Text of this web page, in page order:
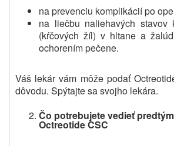
na prevenciu komplikácií po
na liečbu naliehavých stavov
(kŕčových žíl) v hltane a
ochorením pečene.
Váš lekár vám môže podať
dôvodu. Spýtajte sa svojho lekára.
Čo potrebujete vedieť
OctreotideCSC